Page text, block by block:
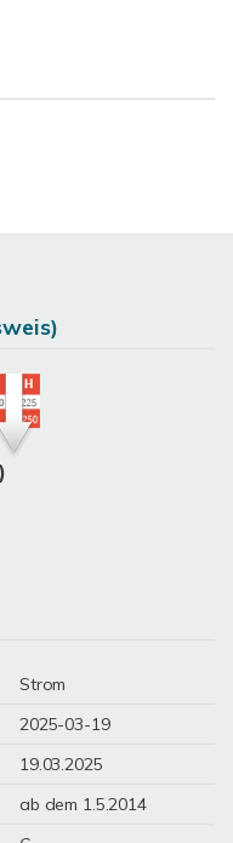
Strom
2025-03-19
19.03.2025
ab dem 1.5.2014